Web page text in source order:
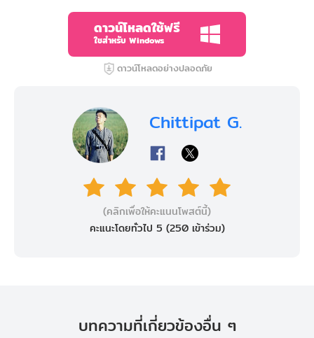
ดาวน์โหลดใช้ฟรี
ใชสำหรับ Windows
ดาวน์โหลดอย่างปลอดภัย
Chittipat G.
(คลิกเพื่อให้คะแนนโพสต์นี้)
คะแนะโดยทั่วไป 5 (250เข้าร่วม)
บทความที่เกี่ยวข้องอื่น ๆ